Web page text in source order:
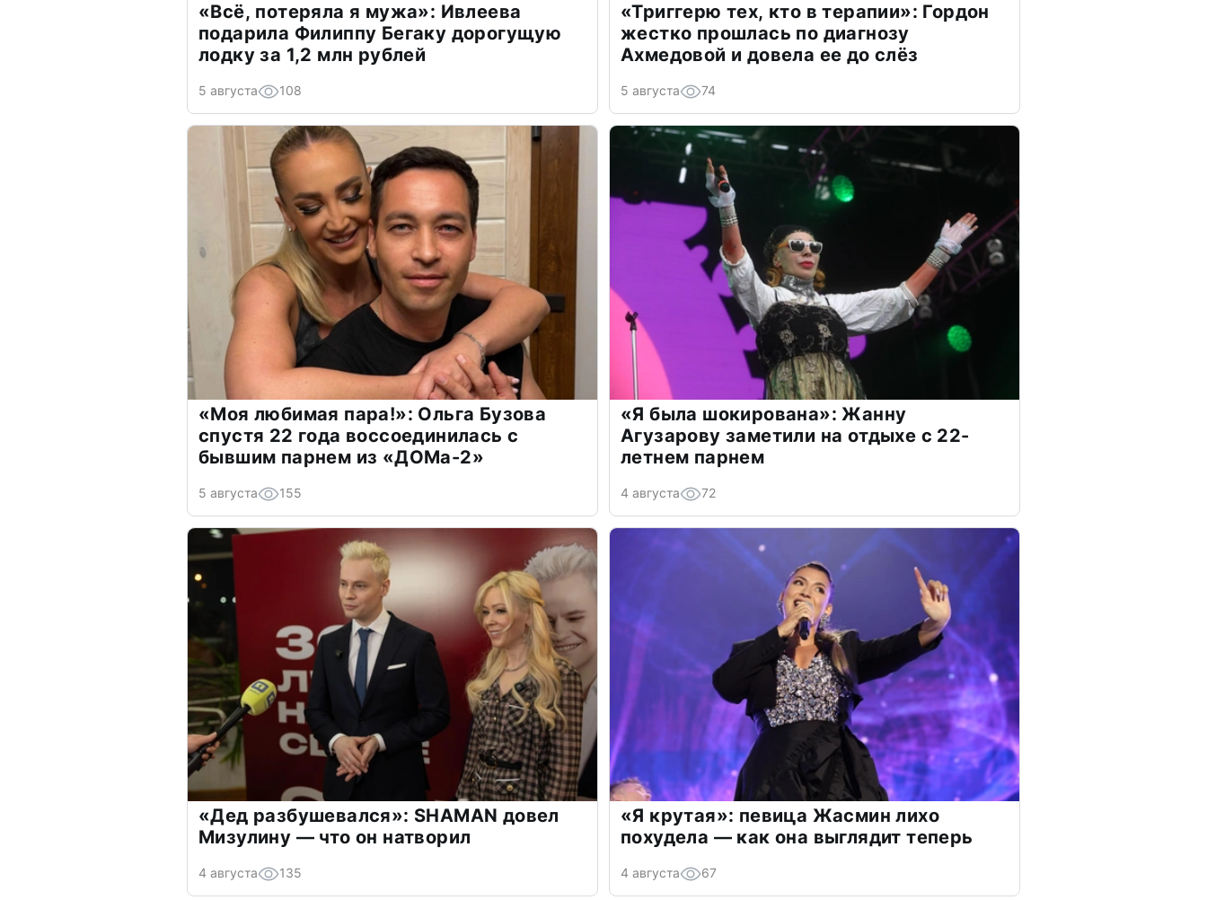
«Всё, потеряла я мужа»: Ивлеева
подарила Филиппу Бегаку дорогущую
лодку за 1,2 млн рублей
5 августа 108
«Триггерю тех, кто в терапии»: Гордон
жестко прошлась по диагнозу
Ахмедовой и довела ее до слёз
5 августа 74
«Моя любимая пара!»: Ольга Бузова
спустя 22 года воссоединилась с
бывшим парнем из «ДОМа-2»
5 августа 155
«Я была шокирована»: Жанну
Агузарову заметили на отдыхе с 22-
летнем парнем
4 августа 72
«Дед разбушевался»: SHAMAN довел
Мизулину — что он натворил
4 августа 135
«Я крутая»: певица Жасмин лихо
похудела — как она выглядит теперь
4 августа 67